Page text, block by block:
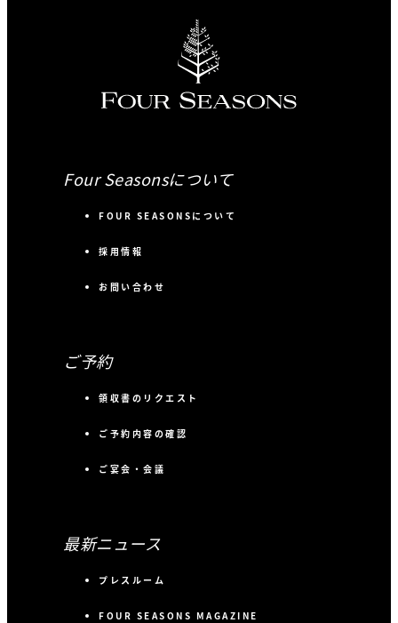
Four Seasonsについて
FOUR SEASONSについて
採用情報
お問い合わせ
ご予約
領収書のリクエスト
ご予約内容の確認
ご宴会・会議
最新ニュース
プレスルーム
FOUR SEASONS MAGAZINE